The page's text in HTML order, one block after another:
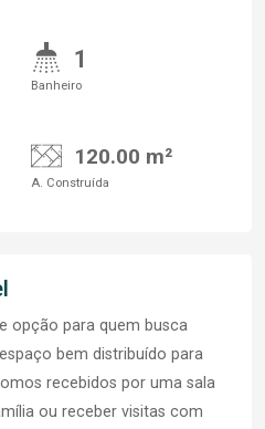
1
Banheiro
120.00 m²
A. Construída
opção para quem busca
bem distribuído para
recebidos por uma sala
ou receber visitas com